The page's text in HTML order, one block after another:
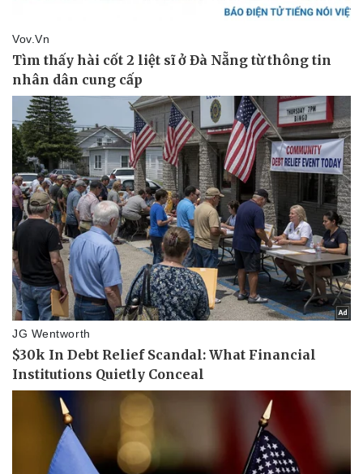
Doanh nghiệp
Thông tin doanh nghiệp
Doanh nghiệp 24h
Doanh nhân
Vì cộng đồng
Công nghệ
Sành điệu
Tin Công nghệ
Trải nghiệm
Chuyển đổi số